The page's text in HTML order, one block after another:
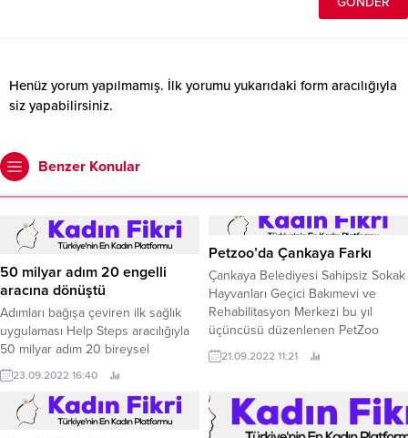
Henüz yorum yapılmamış. İlk yorumu yukarıdaki form aracılığıyla
siz yapabilirsiniz.
Benzer Konular
50 milyar adım 20 engelli
aracına dönüştü
Adımları bağışa çeviren ilk sağlık
uygulaması Help Steps aracılığıyla
50 milyar adım 20 bireysel
yararlanıcı için tekerlekli sandalye
ve engelli pusetine dönüştü.
23.09.2022 16:40
Petzoo’da Çankaya Farkı
Çankaya Belediyesi Sahipsiz Sokak
Hayvanları Geçici Bakımevi ve
Rehabilitasyon Merkezi bu yıl
üçüncüsü düzenlenen PetZoo
Ankara Evcil Hayvan Ürünleri
Fuarı’nda ziyaretçilerin ilgi odağı
21.09.2022 11:21